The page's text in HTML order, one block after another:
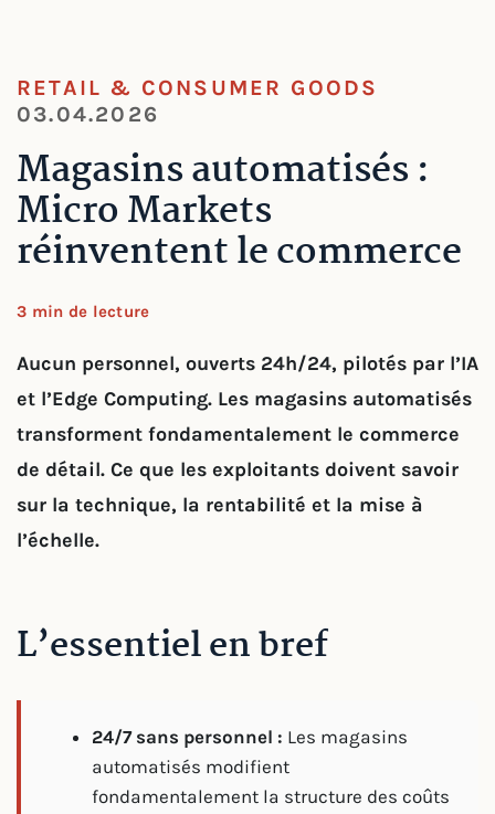
RETAIL & CONSUMER GOODS
03.04.2026
Magasins automatisés :
Micro Markets
réinventent le commerce
3 min de lecture
Aucun personnel, ouverts 24h/24, pilotés par l’IA
et l’Edge Computing. Les magasins automatisés
transforment fondamentalement le commerce
de détail. Ce que les exploitants doivent savoir
sur la technique, la rentabilité et la mise à
l’échelle.
L’essentiel en bref
24/7 sans personnel : Les magasins
automatisés modifient
fondamentalement la structure des coûts